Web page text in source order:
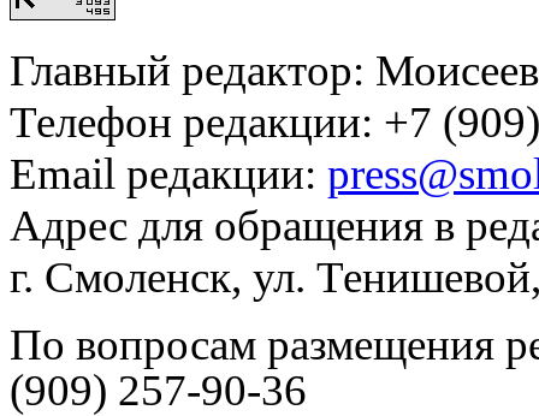
Главный редактор:
Телефон редакции: +7
Email редакции:
Адрес для обращения в
г. Смоленск, ул.
По вопросам размещения
(909) 257-90-36